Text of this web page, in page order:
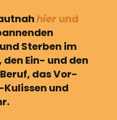
hier und
Sterben im
Ein- und den
das Vor-
und